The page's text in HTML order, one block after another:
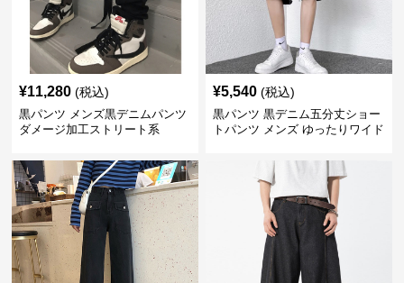
¥11,280 (税込)
黒パンツ メンズ黒デニムパンツ
ダメージ加工ストリート系
¥5,540 (税込)
黒パンツ 黒デニム五分丈ショー
トパンツ メンズ ゆったりワイド